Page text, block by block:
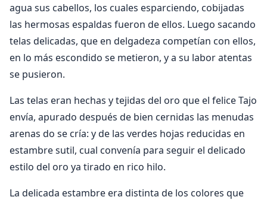
agua sus cabellos, los cuales esparciendo, cobijadas
las hermosas espaldas fueron de ellos. Luego sacando
telas delicadas, que en delgadeza competían con ellos,
en lo más escondido se metieron, y a su labor atentas
se pusieron.
Las telas eran hechas y tejidas del oro que el felice Tajo
envía, apurado después de bien cernidas las menudas
arenas do se cría: y de las verdes hojas reducidas en
estambre sutil, cual convenía para seguir el delicado
estilo del oro ya tirado en rico hilo.
La delicada estambre era distinta de los colores que